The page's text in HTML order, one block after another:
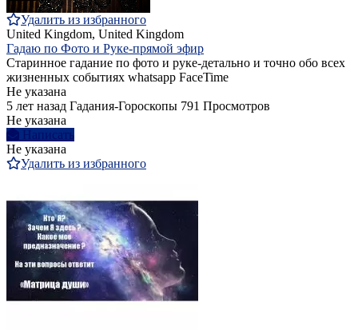
Удалить из избранного
United Kingdom, United Kingdom
Гадаю по Фото и Руке-прямой эфир
Старинное гадание по фото и руке-детально и точно обо всех
жизненных событиях whatsapp FaceTime
Не указана
5 лет назад Гадания-Гороскопы 791 Просмотров
Не указана
Написать
Не указана
Удалить из избранного